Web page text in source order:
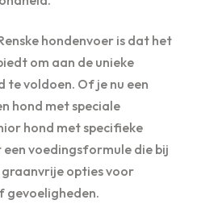
hondenvoer is dat het
om aan de unieke
te voldoen. Of je nu een
hond met speciale
hond met specifieke
voedingsformule die bij
graanvrije opties voor
gevoeligheden.